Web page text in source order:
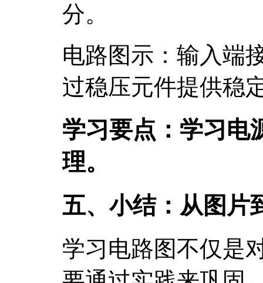
分。
电路图示：输入端
过稳压元件提供稳
学习要点：学习电
理。
五、小结：从图片
学习电路图不仅是